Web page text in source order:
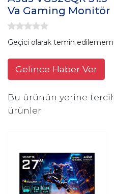
Va Gaming Monitör
Geçici olarak temin
Gelince Haber Ver
Bu ürünün yerine
ürünler